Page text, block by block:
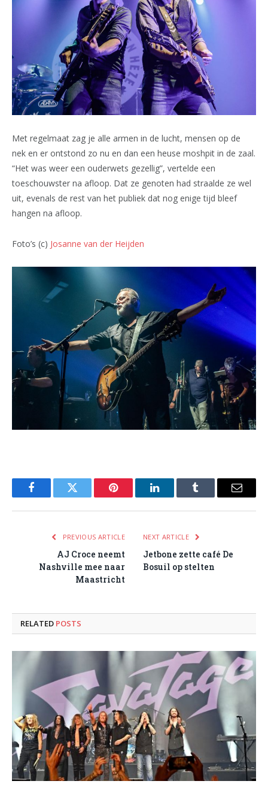
Met regelmaat zag je alle armen in de lucht, mensen op de
nek en er ontstond zo nu en dan een heuse moshpit in de zaal.
“Het was weer een ouderwets gezellig”, vertelde een
toeschouwster na afloop. Dat ze genoten had straalde ze wel
uit, evenals de rest van het publiek dat nog enige tijd bleef
hangen na afloop.
Foto’s (c) Josanne van der Heijden
FacebookTwitter Pinterest LinkedInTumblr Email
PREVIOUS ARTICLE
AJ Croce neemt
Nashville mee naar
Maastricht
NEXT ARTICLE
Jetbone zette café De
Bosuil op stelten
RELATED POSTS